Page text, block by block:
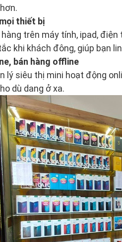
thiết bị
trên máy tính, ipad,
khi khách đông, giúp bạn
bán hàng offline
lý siêu thị mini hoạt động
dù dang ở xa.